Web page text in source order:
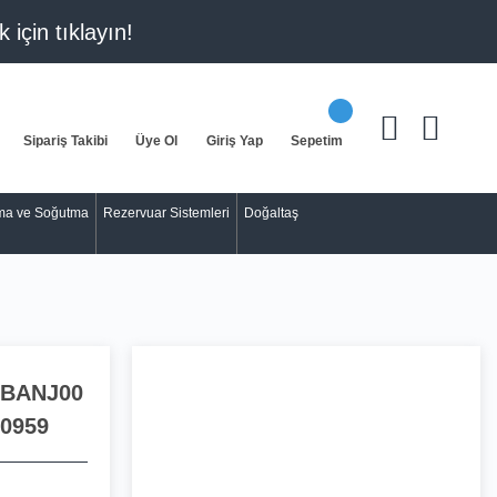
için tıklayın!
Sipariş Takibi Üye Ol Giriş Yap Sepetim
ve Soğutma Rezervuar Sistemleri Doğaltaş
BANJ00
0959